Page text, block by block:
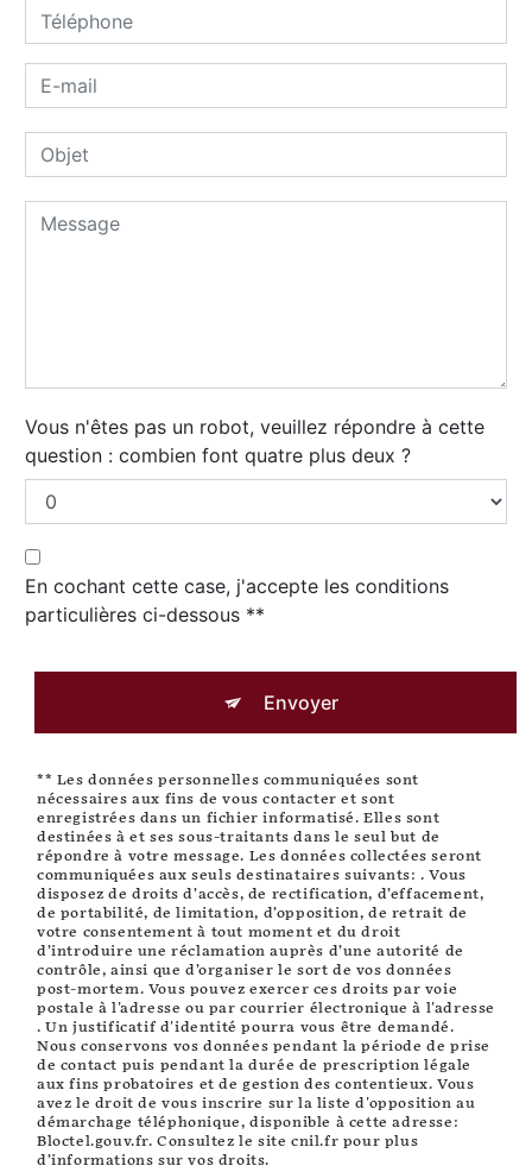
Vous n'êtes pas un robot, veuillez répondre à cette
question : combien font quatre plus deux ?
En cochant cette case, j'accepte les conditions
particulières ci-dessous **
Envoyer
** Les données personnelles communiquées sont
nécessaires aux fins de vous contacter et sont
enregistrées dans un fichier informatisé. Elles sont
destinées à et ses sous-traitants dans le seul but de
répondre à votre message. Les données collectées seront
communiquées aux seuls destinataires suivants: . Vous
disposez de droits d’accès, de rectification, d’effacement,
de portabilité, de limitation, d’opposition, de retrait de
votre consentement à tout moment et du droit
d’introduire une réclamation auprès d’une autorité de
contrôle, ainsi que d’organiser le sort de vos données
post-mortem. Vous pouvez exercer ces droits par voie
postale à l'adresse ou par courrier électronique à l'adresse
. Un justificatif d'identité pourra vous être demandé.
Nous conservons vos données pendant la période de prise
de contact puis pendant la durée de prescription légale
aux fins probatoires et de gestion des contentieux. Vous
avez le droit de vous inscrire sur la liste d'opposition au
démarchage téléphonique, disponible à cette adresse:
Bloctel.gouv.fr. Consultez le site cnil.fr pour plus
d’informations sur vos droits.